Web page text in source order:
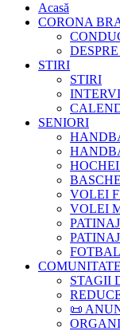
Acasă
CORONA
STIRI
STIRI
SENIORI
VOLEI
VOLEI
COMUNITATE
STAGII
📜